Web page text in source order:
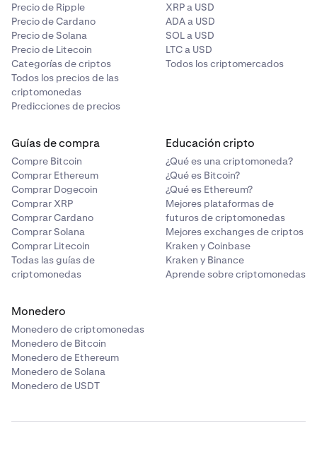
Precio de Ripple
Precio de Cardano
Precio de Solana
Precio de Litecoin
Categorías de criptos
Todos los precios de las
criptomonedas
Predicciones de precios
XRP a USD
ADA a USD
SOL a USD
LTC a USD
Todos los criptomercados
Guías de compra
Compre Bitcoin
Comprar Ethereum
Comprar Dogecoin
Comprar XRP
Comprar Cardano
Comprar Solana
Comprar Litecoin
Todas las guías de
criptomonedas
Educación cripto
¿Qué es una criptomoneda?
¿Qué es Bitcoin?
¿Qué es Ethereum?
Mejores plataformas de
futuros de criptomonedas
Mejores exchanges de criptos
Kraken y Coinbase
Kraken y Binance
Aprende sobre criptomonedas
Monedero
Monedero de criptomonedas
Monedero de Bitcoin
Monedero de Ethereum
Monedero de Solana
Monedero de USDT